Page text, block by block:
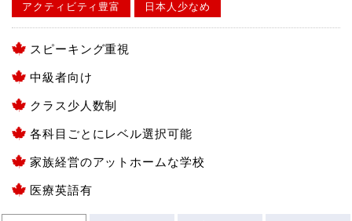
アクティビティ豊富 日本人少なめ
スピーキング重視
中級者向け
クラス少人数制
各科目ごとにレベル選択可能
家族経営のアットホームな学校
医療英語有